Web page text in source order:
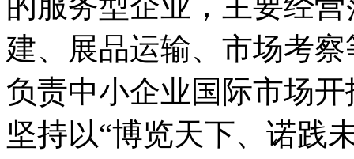
建、展品运输、市场考
负责中小企业国际市场
坚持以“博览天下、诺践